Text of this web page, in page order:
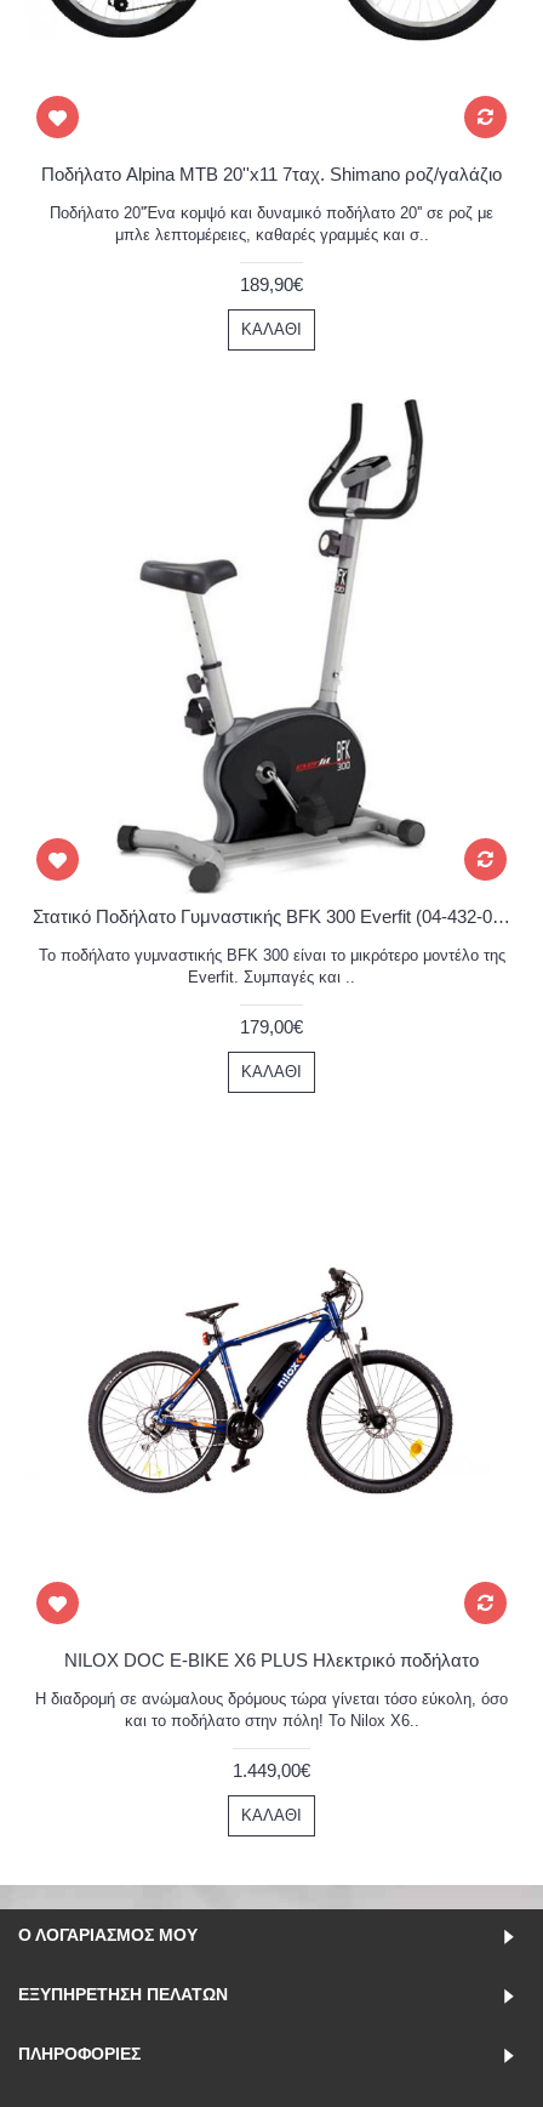
Ποδήλατο Alpina MTB 20''x11 7ταχ. Shimano ροζ/γαλάζιο
Ποδήλατο 20''Ένα κομψό και δυναμικό ποδήλατο 20'' σε ροζ με
μπλε λεπτομέρειες, καθαρές γραμμές και σ..
189,90€
ΚΑΛΆΘΙ
Στατικό Ποδήλατο Γυμναστικής BFK 300 Everfit (04-432-003)
Το ποδήλατο γυμναστικής BFK 300 είναι το μικρότερο μοντέλο της
Everfit. Συμπαγές και ..
179,00€
ΚΑΛΆΘΙ
NILOX DOC E-BIKE X6 PLUS Ηλεκτρικό ποδήλατο
Η διαδρομή σε ανώμαλους δρόμους τώρα γίνεται τόσο εύκολη, όσο
και το ποδήλατο στην πόλη! Το Nilox X6..
1.449,00€
ΚΑΛΆΘΙ
Ο ΛΟΓΑΡΙΑΣΜΌΣ ΜΟΥ
ΕΞΥΠΗΡΈΤΗΣΗ ΠΕΛΑΤΏΝ
ΠΛΗΡΟΦΟΡΊΕΣ